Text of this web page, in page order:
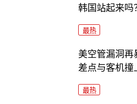
韩国站起来吗
最热
美空管漏洞再
差点与客机撞
最热